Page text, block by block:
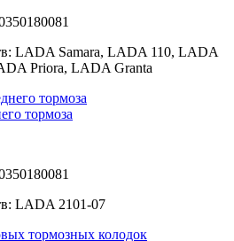
LADA Samara, LADA 110, LADA
Priora, LADA Granta
тормоза
LADA 2101-07